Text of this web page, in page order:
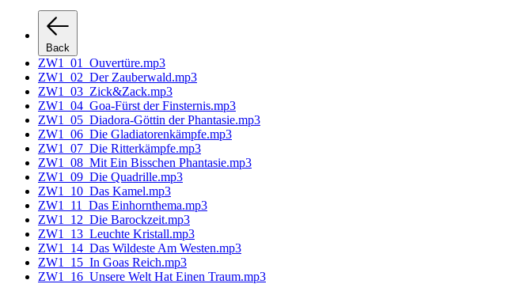
Back
ZW1_01_Ouvertüre.mp3
ZW1_02_Der Zauberwald.mp3
ZW1_03_Zick&Zack.mp3
ZW1_04_Goa-Fürst der Finsternis.mp3
ZW1_05_Diadora-Göttin der Phantasie.mp3
ZW1_06_Die Gladiatorenkämpfe.mp3
ZW1_07_Die Ritterkämpfe.mp3
ZW1_08_Mit Ein Bisschen Phantasie.mp3
ZW1_09_Die Quadrille.mp3
ZW1_10_Das Kamel.mp3
ZW1_11_Das Einhornthema.mp3
ZW1_12_Die Barockzeit.mp3
ZW1_13_Leuchte Kristall.mp3
ZW1_14_Das Wildeste Am Westen.mp3
ZW1_15_In Goas Reich.mp3
ZW1_16_Unsere Welt Hat Einen Traum.mp3